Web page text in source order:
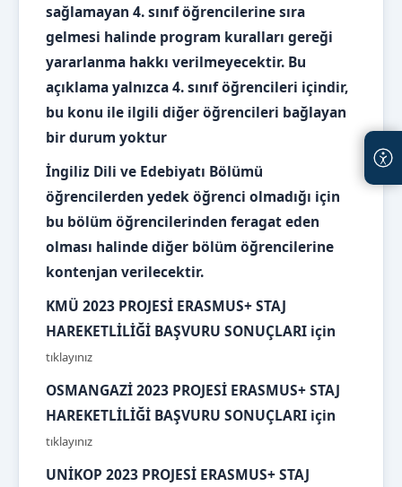
sağlamayan 4. sınıf öğrencilerine sıra
gelmesi halinde program kuralları gereği
yararlanma hakkı verilmeyecektir. Bu
açıklama yalnızca 4. sınıf öğrencileri içindir,
bu konu ile ilgili diğer öğrencileri bağlayan
bir durum yoktur
İngiliz Dili ve Edebiyatı Bölümü
öğrencilerden yedek öğrenci olmadığı için
bu bölüm öğrencilerinden feragat eden
olması halinde diğer bölüm öğrencilerine
kontenjan verilecektir.
KMÜ 2023 PROJESİ ERASMUS+ STAJ
HAREKETLİLİĞİ BAŞVURU SONUÇLARI için
tıklayınız
OSMANGAZİ 2023 PROJESİ ERASMUS+ STAJ
HAREKETLİLİĞİ BAŞVURU SONUÇLARI için
tıklayınız
UNİKOP 2023 PROJESİ ERASMUS+ STAJ